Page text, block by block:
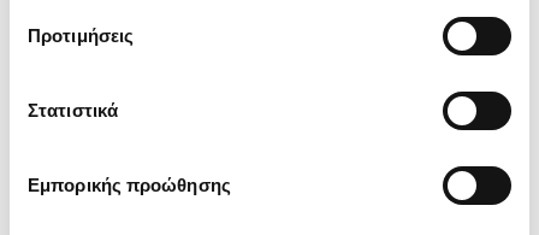
Προτιμήσεις
Στατιστικά
Εμπορικής προώθησης